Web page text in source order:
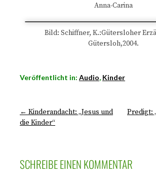
Anna-Carina
Bild: Schiffner, K.:Gütersloher
Gütersloh,2004.
Veröffentlicht in: Audio, Kinder
← Kinderandacht: „Jesus und
die Kinder“
Predigt:
SCHREIBE EINEN KOMMENTAR